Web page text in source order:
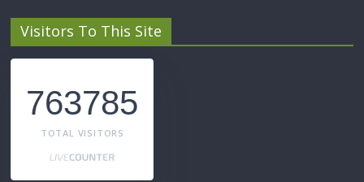
Visitors To This Site
763785
TOTAL VISITORS